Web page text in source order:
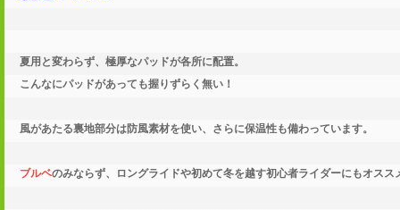
夏用と変わらず、極厚なパッドが各所に配置。
こんなにパッドがあっても握りずらく無い！
風があたる裏地部分は防風素材を使い、さらに保温性も備わっています。
ブルベのみならず、ロングライドや初めて冬を越す初心者ライダーにもオスス